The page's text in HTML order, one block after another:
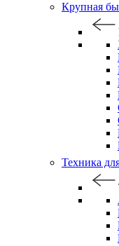
Крупная
Техника